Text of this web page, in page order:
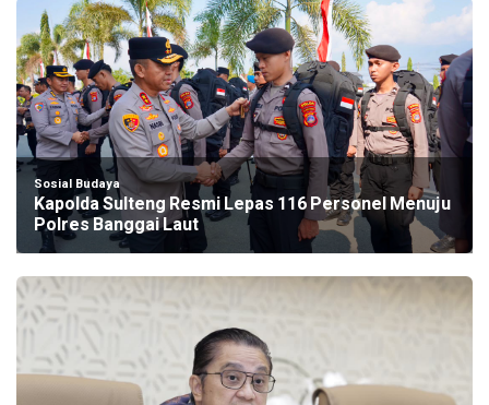
Sosial Budaya
Kapolda Sulteng Resmi Lepas 116 Personel Menuju
Polres Banggai Laut